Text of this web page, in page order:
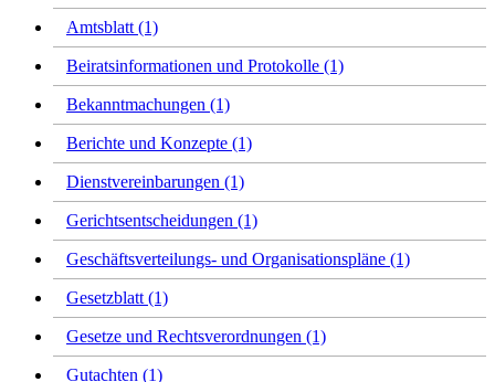
Amtsblatt (1)
Beiratsinformationen und Protokolle (1)
Bekanntmachungen (1)
Berichte und Konzepte (1)
Dienstvereinbarungen (1)
Gerichtsentscheidungen (1)
Geschäftsverteilungs- und Organisationspläne (1)
Gesetzblatt (1)
Gesetze und Rechtsverordnungen (1)
Gutachten (1)